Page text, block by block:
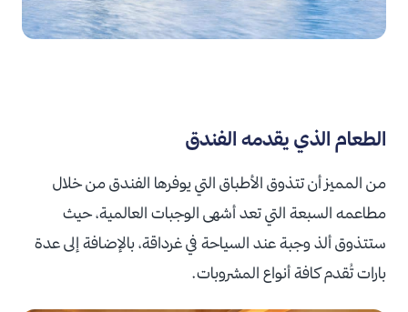
الطعام الذي يقدمه الفندق
من المميز أن تتذوق الأطباق التي يوفرها الفندق من خلال
مطاعمه السبعة التي تعد أشهى الوجبات العالمية، حيث
ستتذوق ألذ وجبة عند السياحة في غرداقة، بالإضافة إلى عدة
بارات تُقدم كافة أنواع المشروبات.